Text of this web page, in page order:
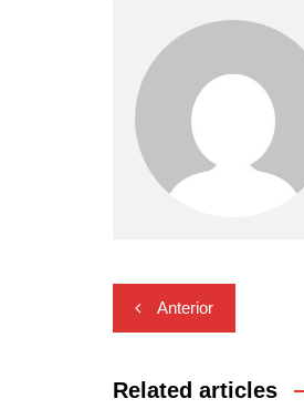
Navegación
de
entradas
Anterior
Related articles